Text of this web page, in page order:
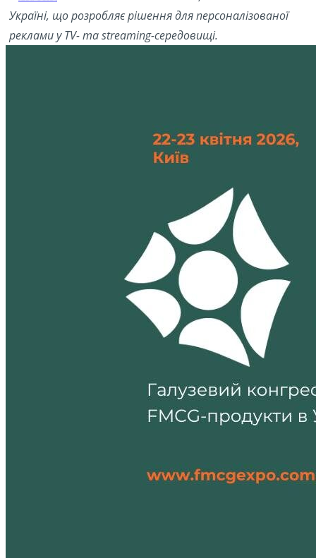
Україні, що розробляє рішення для персоналізованої
реклами у TV- та streaming-середовищі.